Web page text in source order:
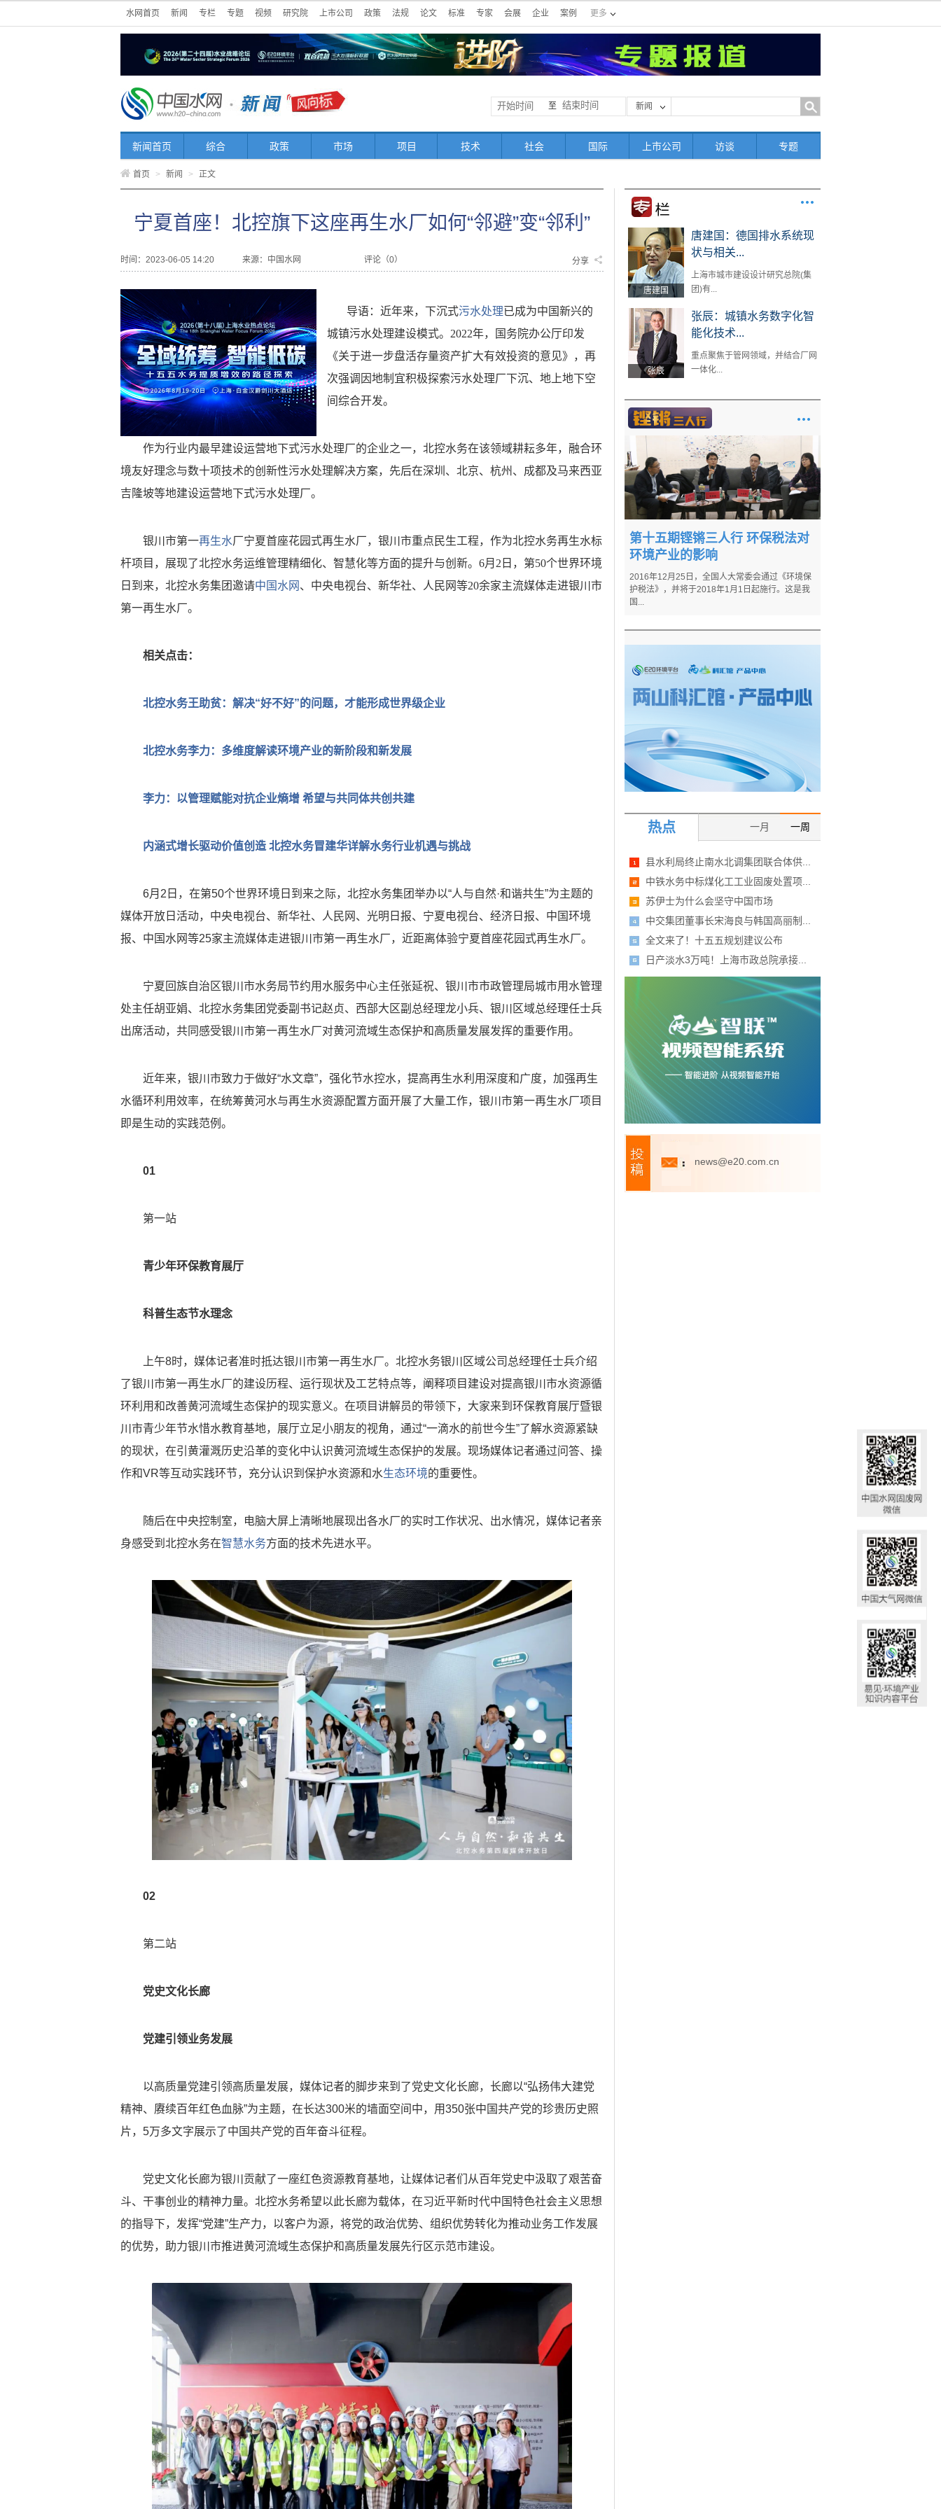
水网首页 新闻 专栏 专题 视频 研究院 上市公司 政策 法规 论文 标准 专家 会展 企业 案例 更多
至 新闻
新闻首页 综合 政策 市场 项目 技术 社会 国际 上市公司 访谈 专题
首页 > 新闻 > 正文
宁夏首座！北控旗下这座再生水厂如何“邻避”变“邻利”
时间：2023-06-05 14:20 来源： 中国水网 评论（0） 分享
导语：近年来，下沉式污水处理已成为中国新兴的
城镇污水处理建设模式。2022年，国务院办公厅印发
《关于进一步盘活存量资产扩大有效投资的意见》，再
次强调因地制宜积极探索污水处理厂下沉、地上地下空
间综合开发。
作为行业内最早建设运营地下式污水处理厂的企业之一，北控水务在该领域耕耘多年，融合环
境友好理念与数十项技术的创新性污水处理解决方案，先后在深圳、北京、杭州、成都及马来西亚
吉隆坡等地建设运营地下式污水处理厂。
银川市第一再生水厂宁夏首座花园式再生水厂， 银川市重点民生工程， 作为北控水务再生水标
杆项目，展现了北控水务运维管理精细化、智慧化等方面的提升与创新。6月2日，第50个世界环境
日到来，北控水务集团邀请中国水网 、中央电视台、新华社、人民网等20余家主流媒体走进银川市
第一再生水厂。
相关点击：
北控水务王助贫：解决“好不好”的问题，才能形成世界级企业
北控水务李力：多维度解读环境产业的新阶段和新发展
李力：以管理赋能对抗企业熵增 希望与共同体共创共建
内涵式增长驱动价值创造 北控水务冒建华详解水务行业机遇与挑战
6月2日，在第50个世界环境日到来之际，北控水务集团举办以“人与自然·和谐共生”为主题的
媒体开放日活动，中央电视台、新华社、人民网、光明日报、宁夏电视台、经济日报、中国环境
报、中国水网等25家主流媒体走进银川市第一再生水厂，近距离体验宁夏首座花园式再生水厂。
宁夏回族自治区银川市水务局节约用水服务中心主任张延祝、银川市市政管理局城市用水管理
处主任胡亚娟、北控水务集团党委副书记赵贞、西部大区副总经理龙小兵、银川区域总经理任士兵
出席活动，共同感受银川市第一再生水厂对黄河流域生态保护和高质量发展发挥的重要作用。
近年来，银川市致力于做好“水文章”，强化节水控水，提高再生水利用深度和广度，加强再生
水循环利用效率，在统筹黄河水与再生水资源配置方面开展了大量工作，银川市第一再生水厂项目
即是生动的实践范例。
01
第一站
青少年环保教育展厅
科普生态节水理念
上午8时，媒体记者准时抵达银川市第一再生水厂。北控水务银川区域公司总经理任士兵介绍
了银川市第一再生水厂的建设历程、运行现状及工艺特点等，阐释项目建设对提高银川市水资源循
环利用和改善黄河流域生态保护的现实意义。在项目讲解员的带领下，大家来到环保教育展厅暨银
川市青少年节水惜水教育基地，展厅立足小朋友的视角，通过“一滴水的前世今生”了解水资源紧缺
的现状，在引黄灌溉历史沿革的变化中认识黄河流域生态保护的发展。现场媒体记者通过问答、操
作和VR等互动实践环节，充分认识到保护水资源和水生态环境的重要性。
随后在中央控制室，电脑大屏上清晰地展现出各水厂的实时工作状况、出水情况，媒体记者亲
身感受到北控水务在智慧水务方面的技术先进水平。
02
第二站
党史文化长廊
党建引领业务发展
以高质量党建引领高质量发展，媒体记者的脚步来到了党史文化长廊，长廊以“弘扬伟大建党
精神、赓续百年红色血脉”为主题，在长达300米的墙面空间中，用350张中国共产党的珍贵历史照
片，5万多文字展示了中国共产党的百年奋斗征程。
党史文化长廊为银川贡献了一座红色资源教育基地，让媒体记者们从百年党史中汲取了艰苦奋
斗、干事创业的精神力量。北控水务希望以此长廊为载体，在习近平新时代中国特色社会主义思想
的指导下，发挥“党建”生产力，以客户为源，将党的政治优势、组织优势转化为推动业务工作发展
的优势，助力银川市推进黄河流域生态保护和高质量发展先行区示范市建设。
唐建国
唐建国：德国排水系统现
状与相关...
上海市城市建设设计研究总院(集
团)有...
张辰
张辰：城镇水务数字化智
能化技术...
重点聚焦于管网领域，并结合厂网
一体化...
第十五期铿锵三人行 环保税法对
环境产业的影响
2016年12月25日，全国人大常委会通过《环境保
护税法》，并将于2018年1月1日起施行。这是我
国...
热点 一周
一月
县水利局终止南水北调集团联合体供...
中铁水务中标煤化工工业固废处置项...
苏伊士为什么会坚守中国市场
中交集团董事长宋海良与韩国高丽制...
全文来了！十五五规划建议公布
日产淡水3万吨！上海市政总院承接...
news@e20.com.cn